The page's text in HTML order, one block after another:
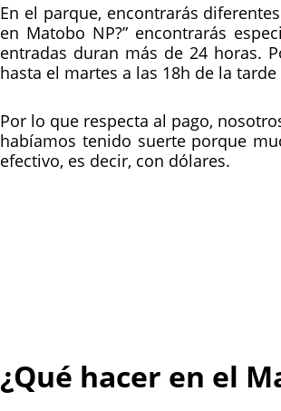
En el parque, encontrarás
en Matobo NP?” encontrarás
entradas duran más de 24 horas.
hasta el martes a las 18h de la
Por lo que respecta al pago,
habíamos tenido suerte porque
efectivo, es decir, con dólares.
¿Qué hacer en el